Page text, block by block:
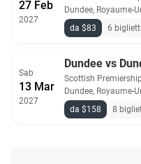
27 Feb
2027
Dundee, Royaume-
da $83
6
Sab
13 Mar
2027
Dundee vs
Scottish Premiership
Dundee, Royaume-
da $158
8